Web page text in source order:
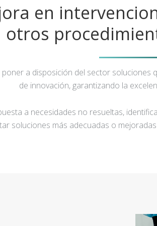
en
otros
a disposición del sector soluciones
de innovación, garantizando la
a necesidades no resueltas,
soluciones más adecuadas o